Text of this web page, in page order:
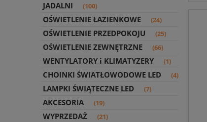
JADALNI
(100)
OŚWIETLENIE ŁAZIENKOWE (24)
OŚWIETLENIE PRZEDPOKOJU (25)
OŚWIETLENIE ZEWNĘTRZNE (66)
WENTYLATORY i KLIMATYZERY (1)
CHOINKI ŚWIATŁOWODOWE LED (4)
LAMPKI ŚWIĄTECZNE LED (7)
AKCESORIA (19)
WYPRZEDAŻ (21)